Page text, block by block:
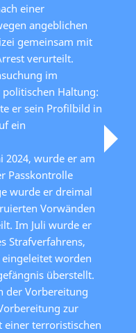
einer
angeblichen
gemeinsam mit
verurteilt.
im
Haltung:
er sein Profilbild in
ein
2024, wurde er am
Passkontrolle
wurde er dreimal
Vorwänden
Im Juli wurde er
Strafverfahrens,
worden
überstellt.
der Vorbereitung
zur
einer terroristischen